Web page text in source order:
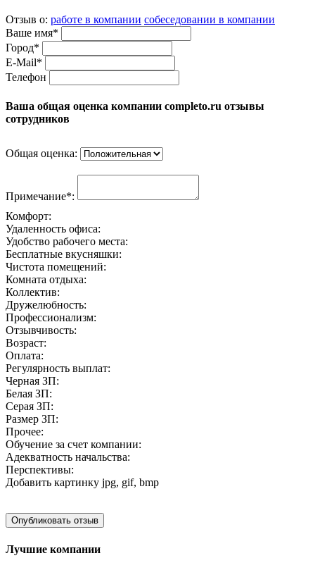
Отзыв о: работе в компании собеседовании в компании
Ваше имя*
Город*
E-Mail*
Телефон
Ваша общая оценка компании completo.ru отзывы
сотрудников
Общая оценка:
Примечание*:
Комфорт:
Удаленность офиса:
Удобство рабочего места:
Бесплатные вкусняшки:
Чистота помещений:
Комната отдыха:
Коллектив:
Дружелюбность:
Профессионализм:
Отзывчивость:
Возраст:
Оплата:
Регулярность выплат:
Черная ЗП:
Белая ЗП:
Серая ЗП:
Размер ЗП:
Прочее:
Обучение за счет компании:
Адекватность начальства:
Перспективы:
Добавить картинку jpg, gif, bmp
Лучшие компании